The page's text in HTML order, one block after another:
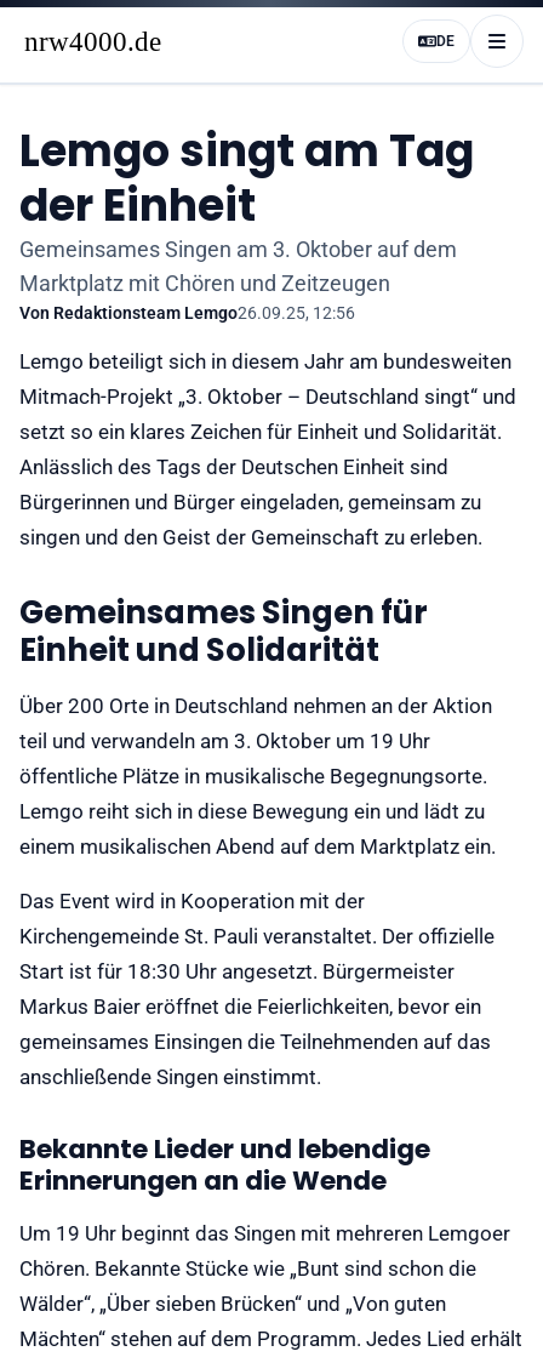
DE
Lemgo singt am Tag
der Einheit
Gemeinsames Singen am 3. Oktober auf dem
Marktplatz mit Chören und Zeitzeugen
Von Redaktionsteam Lemgo26.09.25, 12:56
Lemgo beteiligt sich in diesem Jahr am bundesweiten
Mitmach-Projekt „3. Oktober – Deutschland singt“ und
setzt so ein klares Zeichen für Einheit und Solidarität.
Anlässlich des Tags der Deutschen Einheit sind
Bürgerinnen und Bürger eingeladen, gemeinsam zu
singen und den Geist der Gemeinschaft zu erleben.
Gemeinsames Singen für
Einheit und Solidarität
Über 200 Orte in Deutschland nehmen an der Aktion
teil und verwandeln am 3. Oktober um 19 Uhr
öffentliche Plätze in musikalische Begegnungsorte.
Lemgo reiht sich in diese Bewegung ein und lädt zu
einem musikalischen Abend auf dem Marktplatz ein.
Das Event wird in Kooperation mit der
Kirchengemeinde St. Pauli veranstaltet. Der offizielle
Start ist für 18:30 Uhr angesetzt. Bürgermeister
Markus Baier eröffnet die Feierlichkeiten, bevor ein
gemeinsames Einsingen die Teilnehmenden auf das
anschließende Singen einstimmt.
Bekannte Lieder und lebendige
Erinnerungen an die Wende
Um 19 Uhr beginnt das Singen mit mehreren Lemgoer
Chören. Bekannte Stücke wie „Bunt sind schon die
Wälder“, „Über sieben Brücken“ und „Von guten
Mächten“ stehen auf dem Programm. Jedes Lied erhält